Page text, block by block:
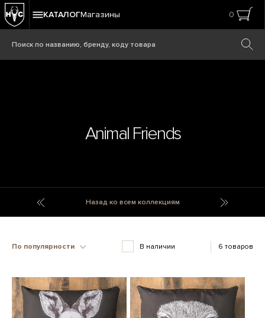
КАТАЛОГМагазины 0
Animal Friends
Animal Flower Pots And Vases
Назад ко всем коллекциям
По популярности В наличии 6 товаров